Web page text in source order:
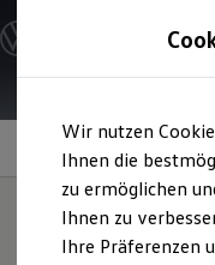
Hauptinhalt
springen
Footer
springen
Modelle und
Konfigurator
Modelle
Elektroautos
ENERGY
Nutzfahrzeuge
SUV und CUV
Familienautos
Kombis
Wir nutzen
Ihnen die
zu ermöglichen
Ihnen zu
Ihre Präferenzen